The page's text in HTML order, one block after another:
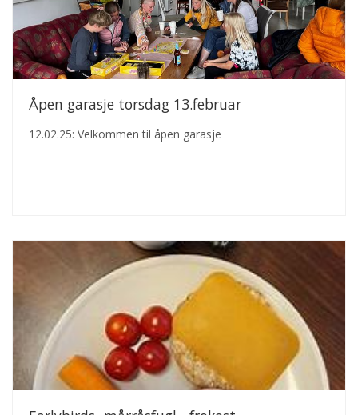
Åpen garasje torsdag 13.februar
12.02.25: Velkommen til åpen garasje